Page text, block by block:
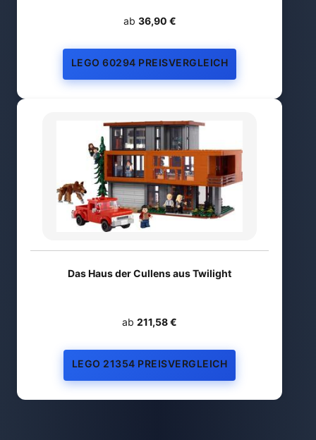
ab 36,90 €
LEGO 60294 PREISVERGLEICH
Das Haus der Cullens aus Twilight
ab 211,58 €
LEGO 21354 PREISVERGLEICH